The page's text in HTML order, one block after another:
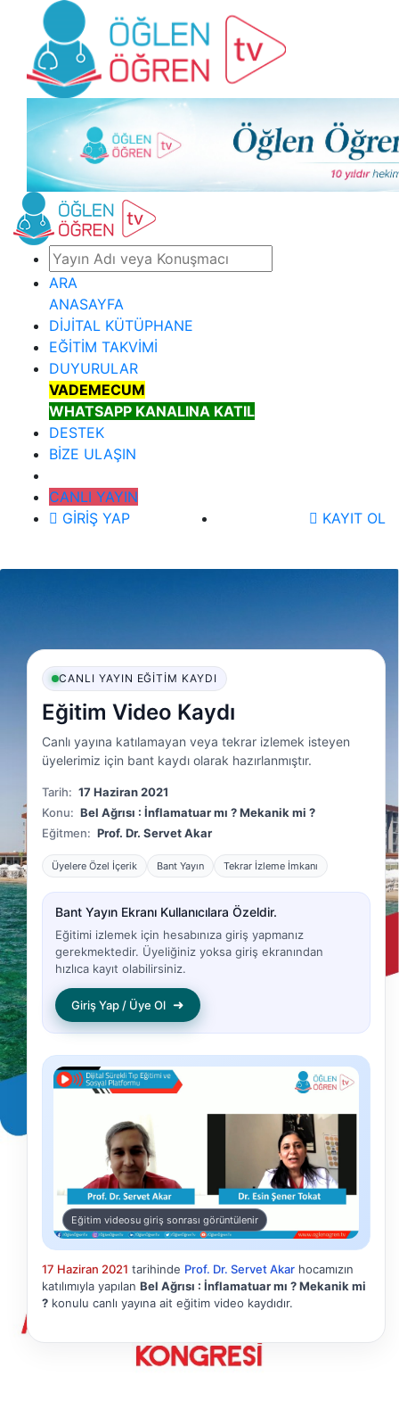
ARA
ANASAYFA
DİJİTAL KÜTÜPHANE
EĞİTİM TAKVİMİ
DUYURULAR
VADEMECUM
WHATSAPP KANALINA KATIL
DESTEK
BİZE ULAŞIN
CANLI YAYIN
GİRİŞ YAP
KAYIT OL
CANLI YAYIN EĞITIM KAYDI
Eğitim Video Kaydı
Canlı yayına katılamayan veya tekrar izlemek isteyen
üyelerimiz için bant kaydı olarak hazırlanmıştır.
Tarih: 17 Haziran 2021
Konu: Bel Ağrısı : İnflamatuar mı ? Mekanik mi ?
Eğitmen: Prof. Dr. Servet Akar
Üyelere Özel İçerik Bant Yayın Tekrar İzleme İmkanı
Bant Yayın Ekranı Kullanıcılara Özeldir.
Eğitimi izlemek için hesabınıza giriş yapmanız
gerekmektedir. Üyeliğiniz yoksa giriş ekranından
hızlıca kayıt olabilirsiniz.
Giriş Yap / Üye Ol ➜
Eğitim videosu giriş sonrası görüntülenir
17 Haziran 2021 tarihinde Prof. Dr. Servet Akar hocamızın
katılımıyla yapılan Bel Ağrısı : İnflamatuar mı ? Mekanik mi
? konulu canlı yayına ait eğitim video kaydıdır.